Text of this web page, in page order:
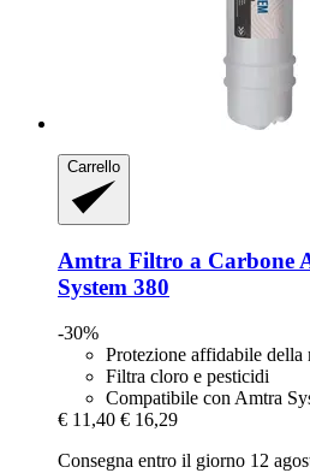
Carrello
Amtra Filtro a Carbone
System 380
-30%
Protezione affidabile della
Filtra cloro e pesticidi
Compatibile con Amtra
€ 11,40 € 16,29
Consegna entro il giorno 12